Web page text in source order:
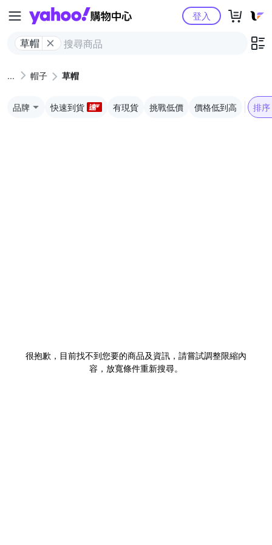
Yahoo購物中心
草帽
登入
帽子 草帽
品牌 快速到貨 有現貨 挑戰低價 價格低到高 排序
很抱歉，目前找不到您要的商品及資訊，請嘗試調整限縮內
容，放寬條件重新搜尋。